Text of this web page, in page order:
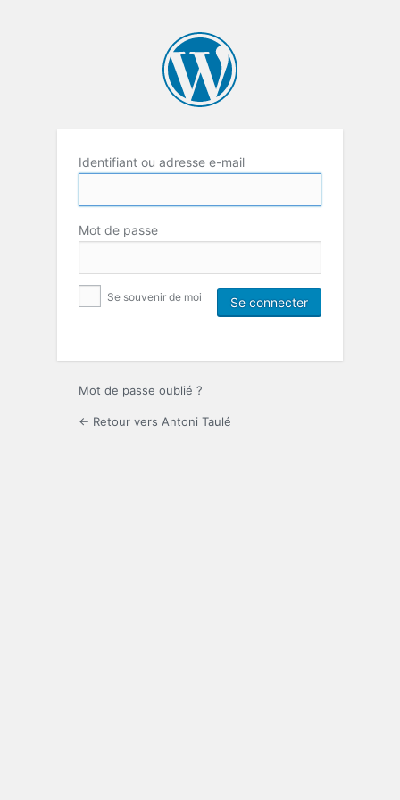
Identifiant ou adresse e-mail
Mot de passe
Se souvenir de moi
Mot de passe oublié ?
← Retour vers Antoni Taulé